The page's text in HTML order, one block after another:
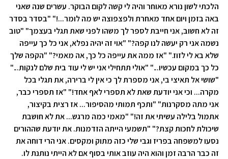
הלכתי לשון נורא מאוחר והיה לי קשה לקום הבוקר. עשרים שנה שאני
באה בזמן ויום אחד מאחרת ולפצפוצה יש מה לומר...!" "בסדר בסדר
זה לא חשוב, אני חייבת לספר לך משהו לפני שאת תגלי בעצמך" "טוב
נשמה אני רק יעשה לנו קפה?" "אוי זה יהיה נפלא, אני כל כך עייפה
שלא בא לי לזוז." "אז ממה את עייפה כל כך, אה מאמי?" "הקפה שלך
כל כך במקום עכשיו..." "אולי תתחילי אני יש לי עוד בית שלם לנקות..."
"שושי אל תאיצי בי, אני מספרת לך כי אין לי ברירה, את תגלי בכל
מקרה... וכי אני יודעת שאת לא תספרי לאף אחד!" "אז תספרי כבר,
אני מתה מסקרנות" "ותכף תמותי מהסיפור... אז רצית בקיצור,
אתמול בלילה עשיתי את זה!" "מאמי כמה מרגש... את לא חושבת
שיכולת לחכות קצת?" "תשמעי הייתה הזדמנות. את יודעת שההורים
נסעו למשפחה בפריז וגבי שלי כזה מתוק ומקסים. אני הרי דוחה את
זה כבר הרבה זמן והוא היה עוזב אותי בסוף אם לא הייתי נותנת לו.